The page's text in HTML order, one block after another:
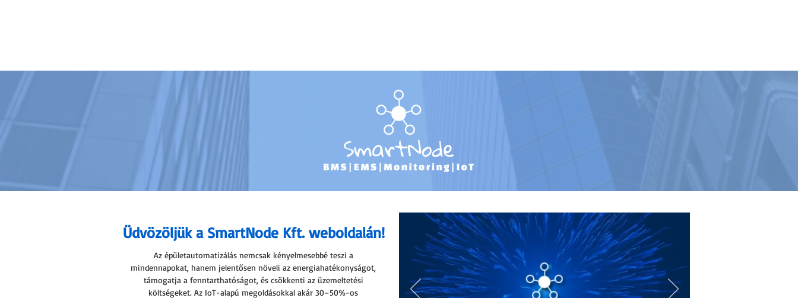
Üdvözöljük a SmartNode Kft. weboldalán!
Az épületautomatizálás nemcsak kényelmesebbé teszi a
mindennapokat, hanem jelentősen növeli az energiahatékonyságot,
támogatja a fenntarthatóságot, és csökkenti az üzemeltetési
költségeket. Az IoT-alapú megoldásokkal akár 30–50%-os